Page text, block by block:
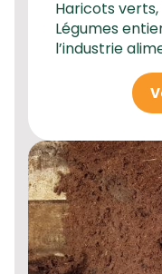
Haricots
Légumes
l’industrie